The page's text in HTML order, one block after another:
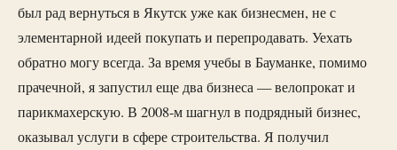
был рад вернуться в Якутск уже как бизнесмен, не с
элементарной идеей покупать и перепродавать. Уехать
обратно могу всегда. За время учебы в Бауманке, помимо
прачечной, я запустил еще два бизнеса — велопрокат и
парикмахерскую. В 2008-м шагнул в подрядный бизнес,
оказывал услуги в сфере строительства. Я получил